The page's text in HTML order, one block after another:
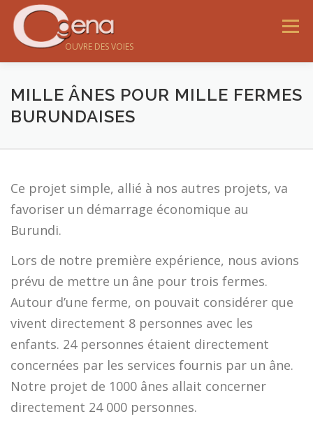
OUVRE DES VOIES
Menu
MILLE ÂNES POUR MILLE FERMES
BURUNDAISES
Ce projet simple, allié à nos autres projets, va
favoriser un démarrage économique au
Burundi.
Lors de notre première expérience, nous avions
prévu de mettre un âne pour trois fermes.
Autour d’une ferme, on pouvait considérer que
vivent directement 8 personnes avec les
enfants. 24 personnes étaient directement
concernées par les services fournis par un âne.
Notre projet de 1000 ânes allait concerner
directement 24 000 personnes.